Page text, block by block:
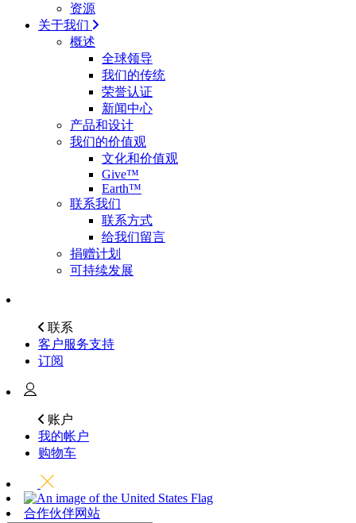
资源
关于我们
概述
全球领导
我们的传统
荣誉认证
新闻中心
产品和设计
我们的价值观
文化和价值观
Give™
Earth™
联系我们
联系方式
给我们留言
捐赠计划
可持续发展
联系
客户服务支持
订阅
账户
我的帐户
购物车
合作伙伴网站